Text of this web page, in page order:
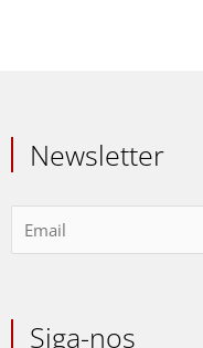
Newsletter
Siga-nos